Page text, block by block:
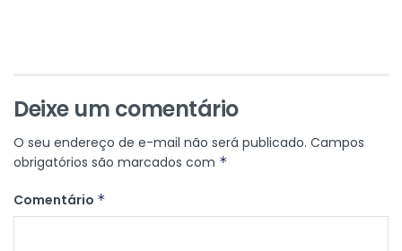
Deixe um comentário
O seu endereço de e-mail não será publicado. Campos
obrigatórios são marcados com *
Comentário *